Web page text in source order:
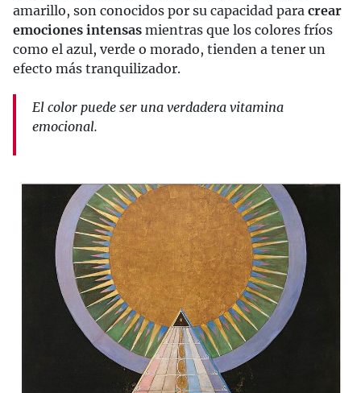
amarillo, son conocidos por su capacidad para crear
emociones intensas mientras que los colores fríos
como el azul, verde o morado, tienden a tener un
efecto más tranquilizador.
El color puede ser una verdadera vitamina
emocional.